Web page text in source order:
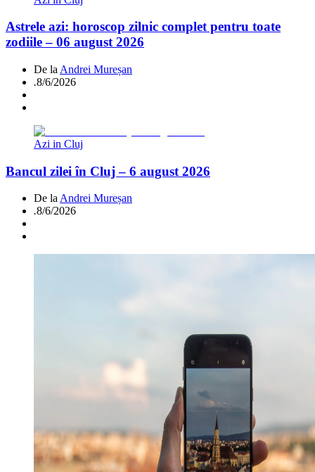
Astrele azi: horoscop zilnic complet pentru toate
zodiile – 06 august 2026
De la Andrei Mureșan
.8/6/2026
Azi in Cluj
Bancul zilei în Cluj – 6 august 2026
De la Andrei Mureșan
.8/6/2026